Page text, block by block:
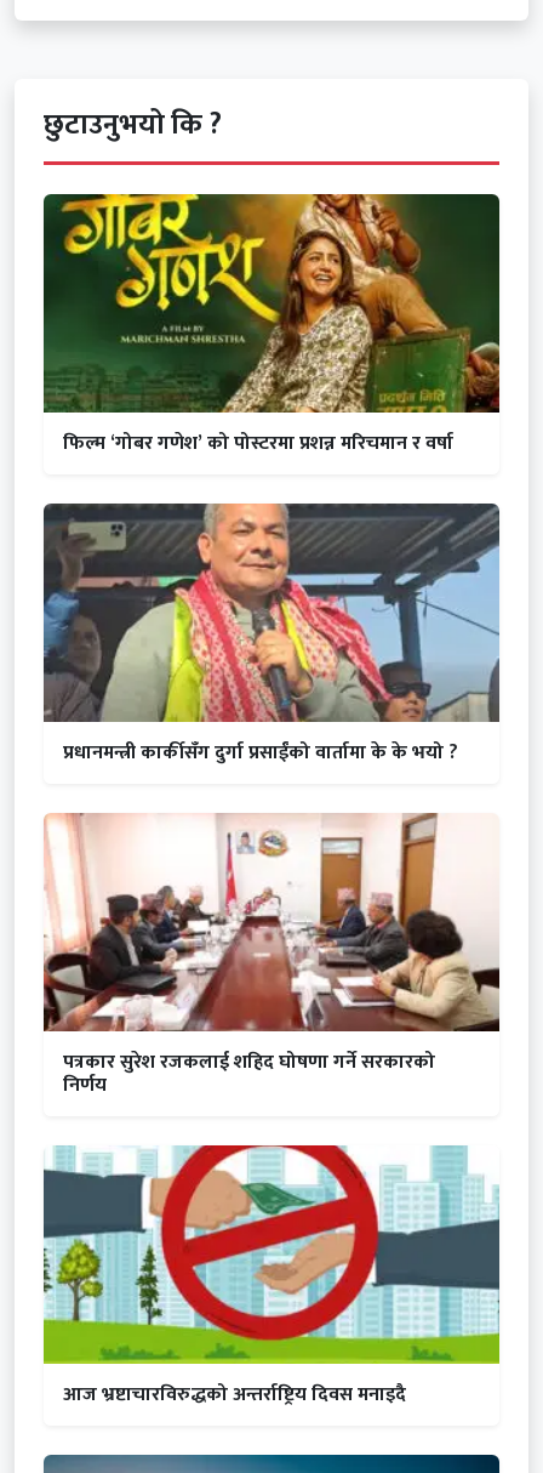
छुटाउनुभयो कि ?
फिल्म ‘गोबर गणेश’ को पोस्टरमा प्रशन्न मरिचमान र वर्षा
प्रधानमन्त्री कार्कीसँग दुर्गा प्रसाईंको वार्तामा के के भयो ?
पत्रकार सुरेश रजकलाई शहिद घोषणा गर्ने सरकारको
निर्णय
आज भ्रष्टाचारविरुद्धको अन्तर्राष्ट्रिय दिवस मनाइदै